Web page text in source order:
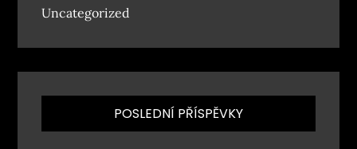
Uncategorized
POSLEDNÍ PŘÍSPĚVKY